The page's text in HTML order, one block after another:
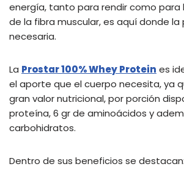
energía, tanto para rendir como para
de la fibra muscular, es aquí donde
necesaria.
La Prostar 100% Whey Protein es
el aporte que el cuerpo necesita, ya
gran valor nutricional, por porción
proteína, 6 gr de aminoácidos y
carbohidratos.
Dentro de sus beneficios se destacan: